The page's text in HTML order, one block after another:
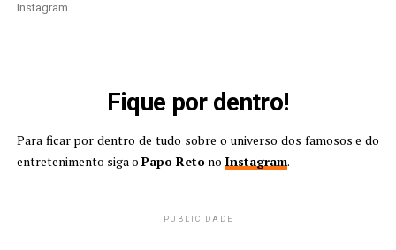
Instagram
Fique por dentro!
Para ficar por dentro de tudo sobre o universo dos famosos e do
entretenimento siga o Papo Retono Instagram.
PUBLICIDADE